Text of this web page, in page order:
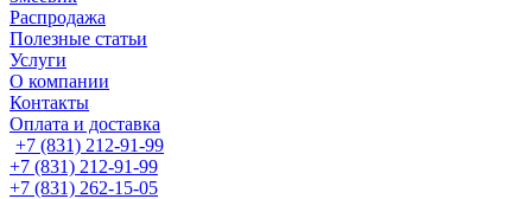
Распродажа
Полезные статьи
Услуги
О компании
Контакты
Оплата и доставка
+7 (831) 212-91-99
+7 (831) 212-91-99
+7 (831) 262-15-05